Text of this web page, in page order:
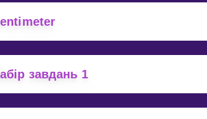
завдань 1